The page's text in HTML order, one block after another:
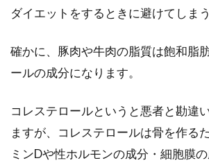
タンパク質をしっ
いのでしょうか。食事
痩せるはず...
ダイエットをするときに避けてしま
確かに、豚肉や牛肉の脂質は飽和脂
ールの成分になります。
コレステロールというと悪者と勘違
ますが、コレステロールは骨を作る
ミンDや性ホルモンの成分・細胞膜